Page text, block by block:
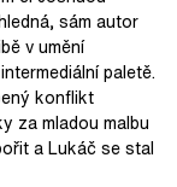
sám autor
v umění
paletě.
konflikt
za mladou malbu
a Lukáč se stal